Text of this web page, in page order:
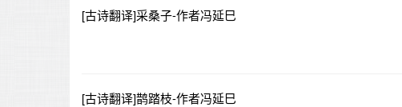
[古诗翻译]采桑子-作者冯延巳
[古诗翻译]鹊踏枝-作者冯延巳